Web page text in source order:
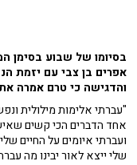
בסיומו של שבוע בסימן
אפרים בן צבי עם יזמת
והדגישה כי טרם אמרה
"עברתי אלימות מילולית
אחד הדברים הכי קשים
ועברתי איומים על החיים
שלי ייצא לאור יבינו מה